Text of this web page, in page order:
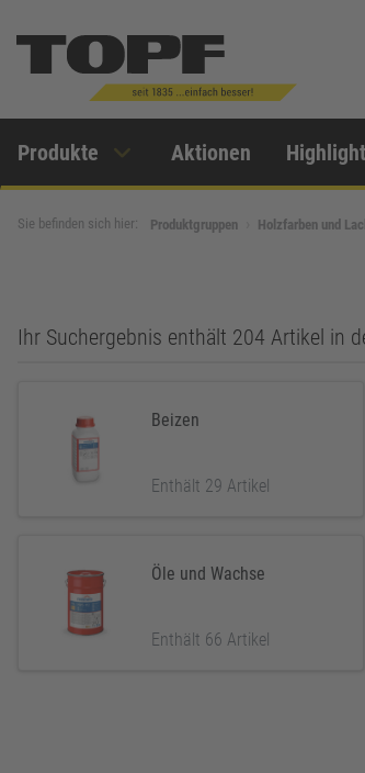
Produkte Aktionen
Sie befinden sich hier: Produktgruppen Holzfarben und
Ihr Suchergebnis enthält 204 Artikel in
Beizen
Enthält 29 Artikel
Öle und Wachse
Enthält 66 Artikel